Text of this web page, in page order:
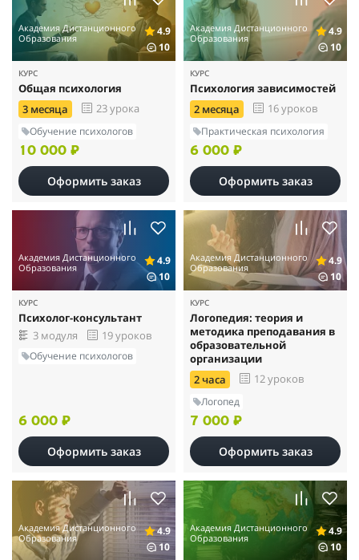
Академия Дистанционного
Образования
4.9
10
КУРС
Общая психология
3 месяца
23 урока
Обучение психологов
10 000 ₽
Оформить заказ
Академия Дистанционного
Образования
4.9
10
КУРС
Психология зависимостей
2 месяца
16 уроков
Практическая психология
6 000 ₽
Оформить заказ
Академия Дистанционного
Образования
4.9
10
КУРС
Психолог-консультант
3 модуля
19 уроков
Обучение психологов
6 000 ₽
Оформить заказ
Академия Дистанционного
Образования
4.9
10
КУРС
Логопедия: теория и
методика преподавания в
образовательной
организации
2 часа
12 уроков
Логопед
7 000 ₽
Оформить заказ
Академия Дистанционного
Образования
4.9
10
Академия Дистанционного
Образования
4.9
10